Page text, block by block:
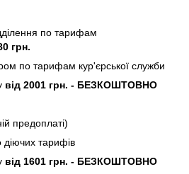
по тарифам
грн.
по тарифам кур'єрської служби
від 2001 грн. - БЕЗКОШТОВНО
предоплаті)
діючих тарифів
від 1601 грн. - БЕЗКОШТОВНО